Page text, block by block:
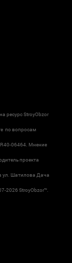
ресурс StroyObzor
по вопросам
06464. Мнение
проекта
ул. Шатилова Дача
2026 StroyObzor™.